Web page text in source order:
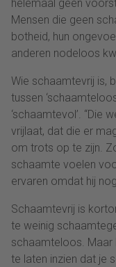
helemaal geen
Mensen die geen
botheid, hun
anderen nodeloos
Wie schaamtevrij is,
tussen
‘schaamtevol’. “Die
vrijlaat, dat die er
om trots op te zijn.
schaamte voelen
ervaren omdat hij
Schaamtevrij is
te weinig
schaamteloos.
te laten inzien dat je